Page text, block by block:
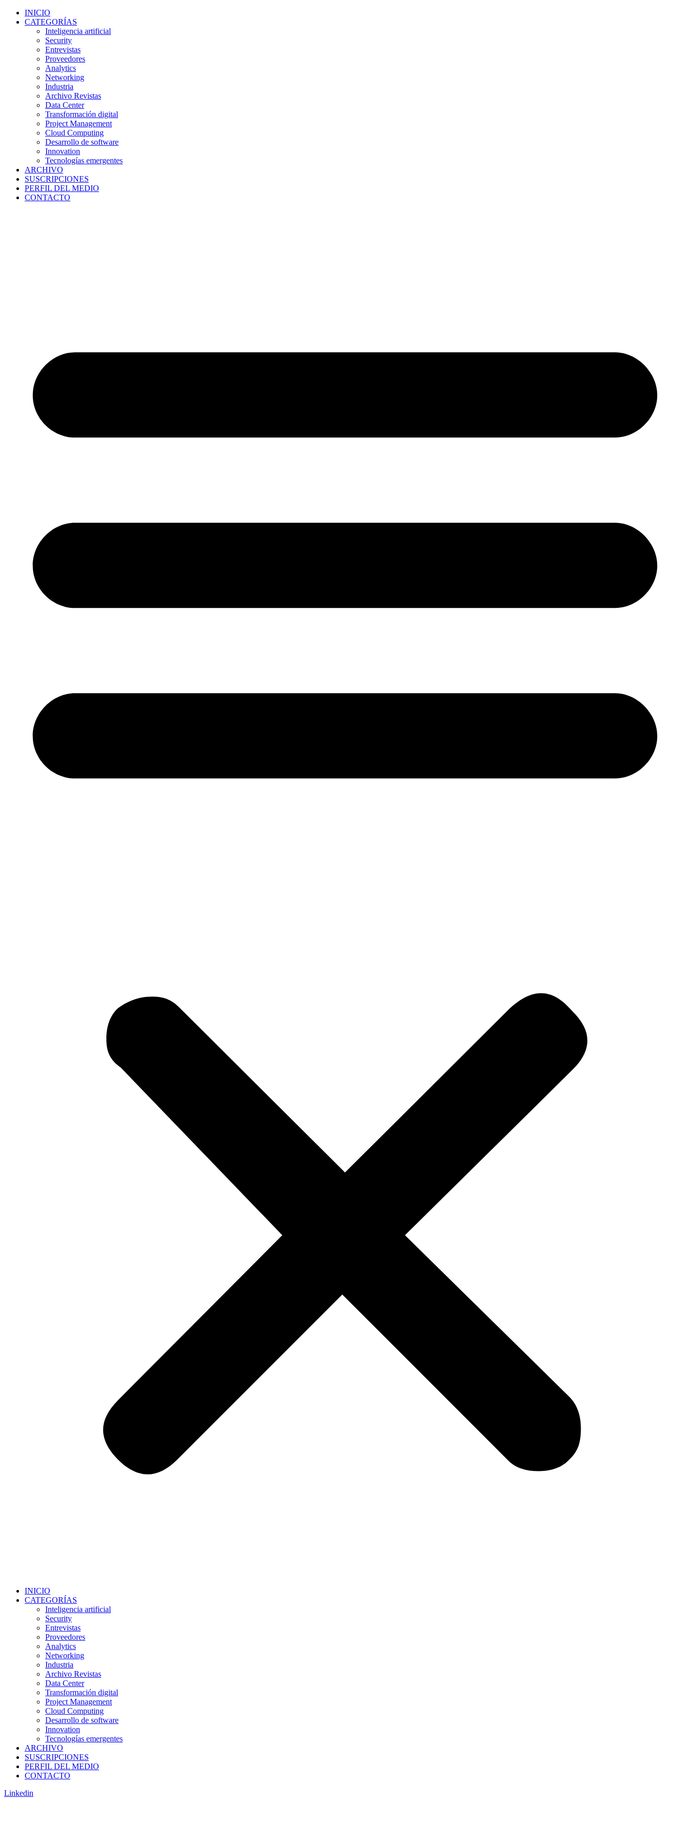
INICIO
CATEGORÍAS
Inteligencia artificial
Security
Entrevistas
Proveedores
Analytics
Networking
Industria
Archivo Revistas
Data Center
Transformación digital
Project Management
Cloud Computing
Desarrollo de software
Innovation
Tecnologías emergentes
ARCHIVO
SUSCRIPCIONES
PERFIL DEL MEDIO
CONTACTO
INICIO
CATEGORÍAS
Inteligencia artificial
Security
Entrevistas
Proveedores
Analytics
Networking
Industria
Archivo Revistas
Data Center
Transformación digital
Project Management
Cloud Computing
Desarrollo de software
Innovation
Tecnologías emergentes
ARCHIVO
SUSCRIPCIONES
PERFIL DEL MEDIO
CONTACTO
Linkedin